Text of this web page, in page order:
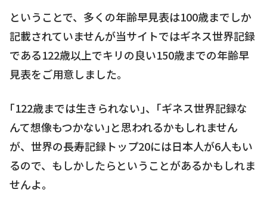
ということで、多くの年齢早見表は100歳までしか
記載されていませんが当サイトではギネス世界記録
である122歳以上でキリの良い150歳までの年齢早
見表をご用意しました。
｢122歳までは生きられない｣、｢ギネス世界記録な
んて想像もつかない｣と思われるかもしれません
が、世界の長寿記録トップ20には日本人が6人もい
るので、もしかしたらということがあるかもしれま
せんよ。